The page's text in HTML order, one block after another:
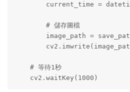
current_time =
        # 儲存圖檔
image_path =
    # 等待1秒
    cv2.waitKey(1000)